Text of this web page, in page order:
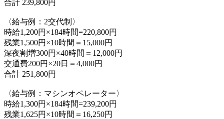
合計 239,800円
〈給与例：2交代制〉
時給1,200円×184時間=220,800円
残業1,500円×10時間＝15,000円
深夜割増300円×40時間＝12,000円
交通費200円×20日＝4,000円
合計 251,800円
〈給与例：マシンオペレーター〉
時給1,300円×184時間=239,200円
残業1,625円×10時間＝16,250円